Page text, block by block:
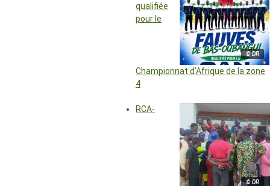
© DR
qualifiée
pour le
Championnat d’Afrique de la zone
4
© DR
RCA-